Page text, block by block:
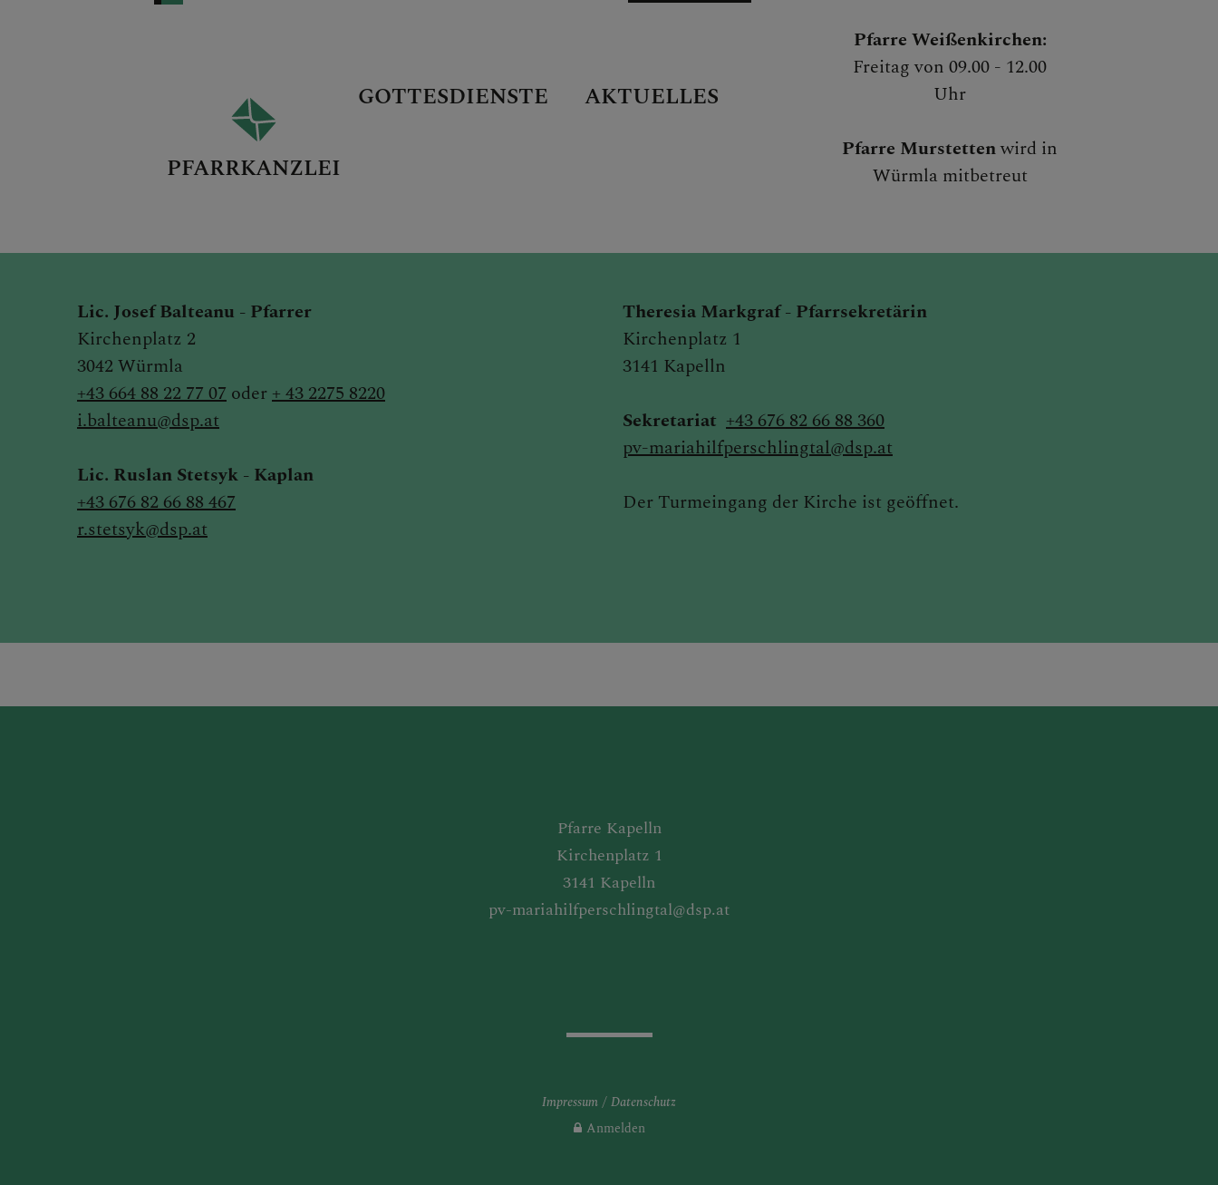
Pfarre Weißenkirchen:
Freitag von 09.00 - 12.00
Uhr
Pfarre Murstettenwird in
Würmla mitbetreut
PFARRKANZLEI
GOTTESDIENSTE AKTUELLES
Lic. Josef Balteanu - Pfarrer
Kirchenplatz 2
3042 Würmla
+43 664 88 22 77 07 oder+ 43 2275 8220
i.balteanu@dsp.at
Lic. Ruslan Stetsyk - Kaplan
+43 676 82 66 88 467
r.stetsyk@dsp.at
Theresia Markgraf - Pfarrsekretärin
Kirchenplatz 1
3141 Kapelln
Sekretariat +43 676 82 66 88 360
pv-mariahilfperschlingtal@dsp.at
Der Turmeingang der Kirche ist geöffnet.
Pfarre Kapelln
Kirchenplatz 1
3141 Kapelln
pv-mariahilfperschlingtal@dsp.at
Impressum
Datenschutz
Anmelden